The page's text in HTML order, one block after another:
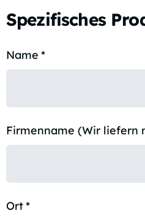
Spezifisches
Name *
Firmenname (Wir liefern
Ort*